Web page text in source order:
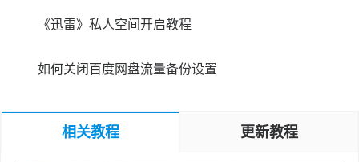
《迅雷》私人空间开启教程
如何关闭百度网盘流量备份设置
相关教程 更新教程